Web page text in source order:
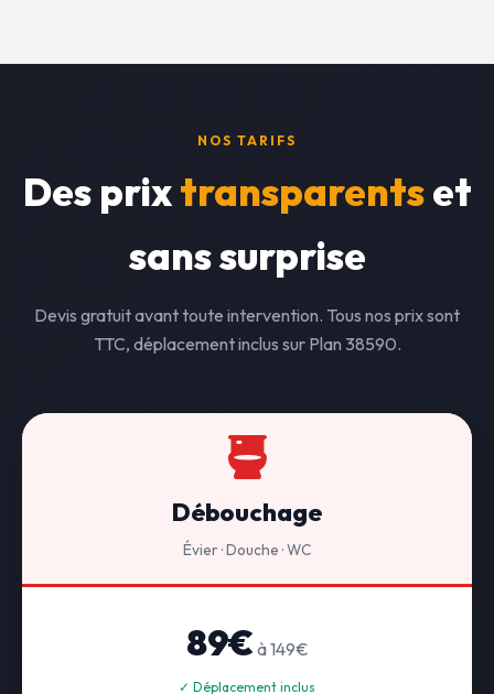
NOS TARIFS
Des prixtransparentset
sans surprise
Devis gratuit avant toute intervention. Tous nos prix sont
TTC, déplacement inclus sur Plan 38590.
Débouchage
Évier · Douche · WC
89€ à 149€
✓ Déplacement inclus